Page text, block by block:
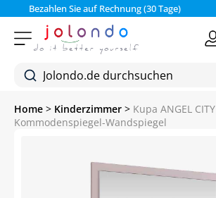
Bezahlen Sie auf Rechnung (30 Tage)
Home > Kinderzimmer > Kupa ANGEL CITY
Kommodenspiegel-Wandspiegel